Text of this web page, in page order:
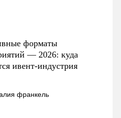
форматы
— 2026: куда
ивент-индустрия